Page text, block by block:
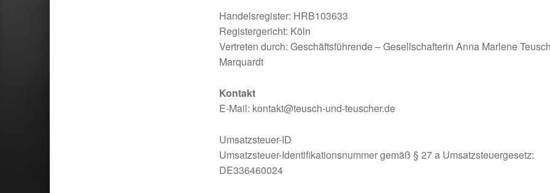
Handelsregister: HRB103633
Registergericht: Köln
Vertreten durch: Geschäftsführende – Gesellschafterin Anna Marlene
Marquardt
Kontakt
E-Mail: kontakt@teusch-und-teuscher.de
Umsatzsteuer-ID
Umsatzsteuer-Identifikationsnummer gemäß § 27 a Umsatzsteuergesetz:
DE336460024